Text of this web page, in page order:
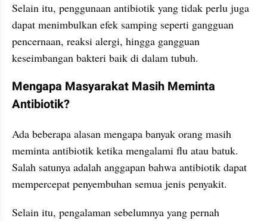
Selain itu, penggunaan antibiotik yang tidak perlu juga
dapat menimbulkan efek samping seperti gangguan
pencernaan, reaksi alergi, hingga gangguan
keseimbangan bakteri baik di dalam tubuh.
Mengapa Masyarakat Masih Meminta
Antibiotik?
Ada beberapa alasan mengapa banyak orang masih
meminta antibiotik ketika mengalami flu atau batuk.
Salah satunya adalah anggapan bahwa antibiotik dapat
mempercepat penyembuhan semua jenis penyakit.
Selain itu, pengalaman sebelumnya yang pernah